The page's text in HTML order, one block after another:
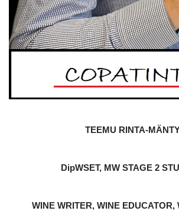
TEEMU RINTA-
DipWSET, MW STAGE 2
WINE WRITER, WINE EDUCATOR,